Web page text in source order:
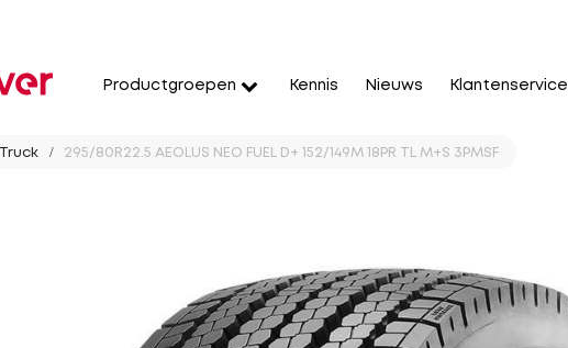
Productgroepen Kennis Nieuws Klantenservice
Truck 295/80R22.5 AEOLUS NEO FUEL D+ 152/149M 18PR TL M+S 3PMSF